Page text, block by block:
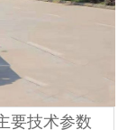
要技术参数